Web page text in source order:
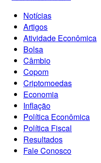
Notícias
Artigos
Atividade Econômica
Bolsa
Câmbio
Copom
Criptomoedas
Economia
Inflação
Política Econômica
Política Fiscal
Resultados
Fale Conosco